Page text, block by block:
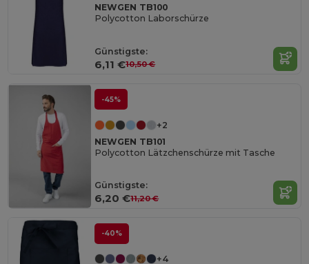
NEWGEN TB100
Polycotton Laborschürze
Günstigste:
6,11 €10,50 €
-45%
+2
NEWGEN TB101
Polycotton Lätzchenschürze mit Tasche
Günstigste:
6,20 €11,20 €
-40%
+4